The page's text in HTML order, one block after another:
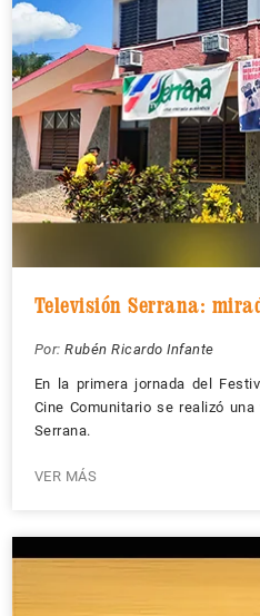
Televisión Serrana:
Por: Rubén Ricardo Infante
En la primera jornada del
Cine Comunitario se realizó
Serrana.
VER MÁS